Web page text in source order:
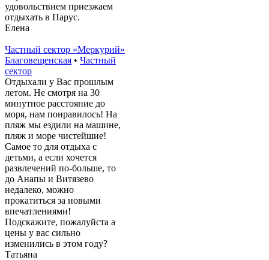
удовольствием приезжаем
отдыхать в Парус.
Елена
Частный сектор «Меркурий»
Благовещенская • Частный
сектор
Отдыхали у Вас прошлым
летом. Не смотря на 30
минутное расстояние до
моря, нам понравилось! На
пляж мы ездили на машине,
пляж и море чистейшие!
Самое то для отдыха с
детьми, а если хочется
развлечений по-больше, то
до Анапы и Витязево
недалеко, можно
прокатиться за новыми
впечатлениями!
Подскажите, пожалуйста а
цены у вас сильно
изменились в этом году?
Татьяна